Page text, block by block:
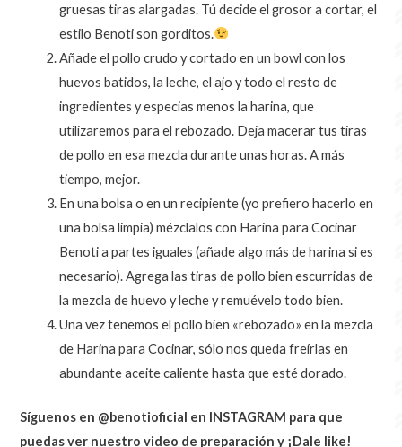
gruesas tiras alargadas. Tú decide el grosor a cortar, el
estilo Benoti son gorditos.
Añade el pollo crudo y cortado en un bowl con los
huevos batidos, la leche, el ajo y todo el resto de
ingredientes y especias menos la harina, que
utilizaremos para el rebozado. Deja macerar tus tiras
de pollo en esa mezcla durante unas horas. A más
tiempo, mejor.
En una bolsa o en un recipiente (yo prefiero hacerlo en
una bolsa limpia) mézclalos con Harina para Cocinar
Benoti a partes iguales (añade algo más de harina si es
necesario). Agrega las tiras de pollo bien escurridas de
la mezcla de huevo y leche y remuévelo todo bien.
Una vez tenemos el pollo bien «rebozado» en la mezcla
de Harina para Cocinar, sólo nos queda freírlas en
abundante aceite caliente hasta que esté dorado.
Síguenos en @benotioficial en INSTAGRAM para que
puedas ver nuestro video de preparación y ¡Dale like!